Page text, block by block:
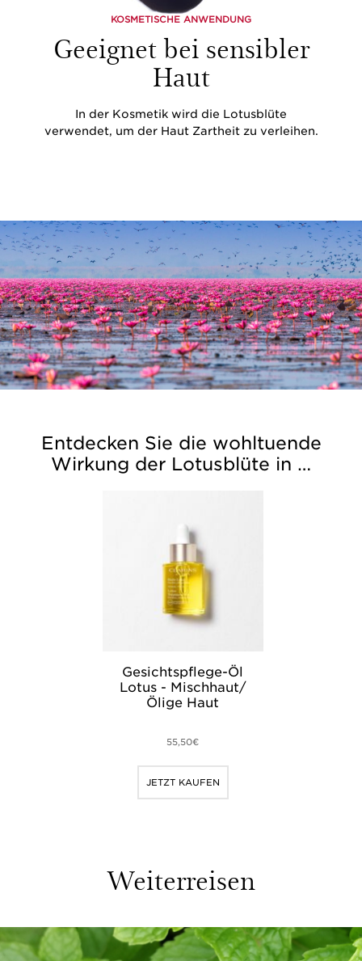
KOSMETISCHE ANWENDUNG
Geeignet bei sensibler
Haut
In der Kosmetik wird die Lotusblüte
verwendet, um der Haut Zartheit zu verleihen.
Entdecken Sie die wohltuende
Wirkung der Lotusblüte in …
Gesichtspflege-Öl
Lotus - Mischhaut/
Ölige Haut
55,50€
JETZT KAUFEN
Weiterreisen